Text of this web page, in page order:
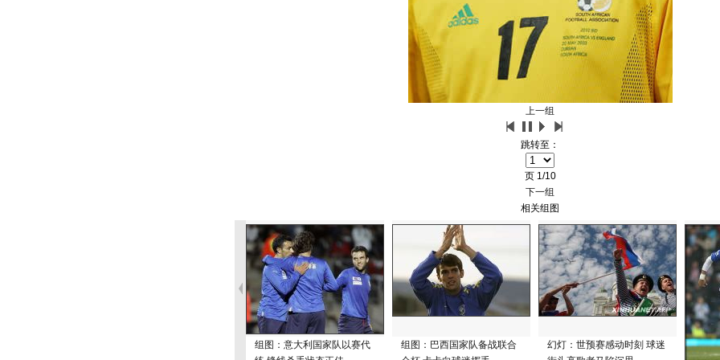
上一组
跳转至：
页 1/10
下一组
相关组图
组图：意大利国家队以赛代
组图：巴西国家队备战联合
幻灯：世预赛感动时刻 球迷